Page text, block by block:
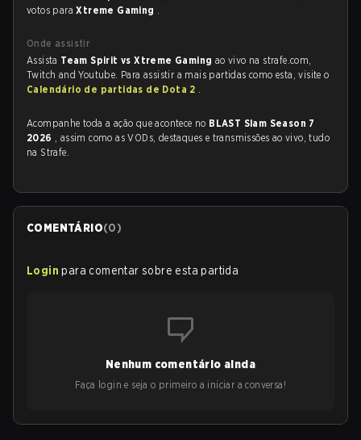
votos paraXtreme Gaming .
Onde assistir
Assista Team Spirit vs Xtreme Gaming ao vivo na strafe.com,
Twitch and Youtube. Para assistir a mais partidas como esta, visite o
Calendário de partidas de Dota 2 .
Acompanhe toda a ação que acontece no BLAST Slam Season 7
2026 , assim como as VODs, destaques e transmissões ao vivo, tudo
na Strafe.
COMENTÁRIO(0)
Login para comentar sobre esta partida
Nenhum comentário ainda
Faça login e seja o primeiro a iniciar a conversa!